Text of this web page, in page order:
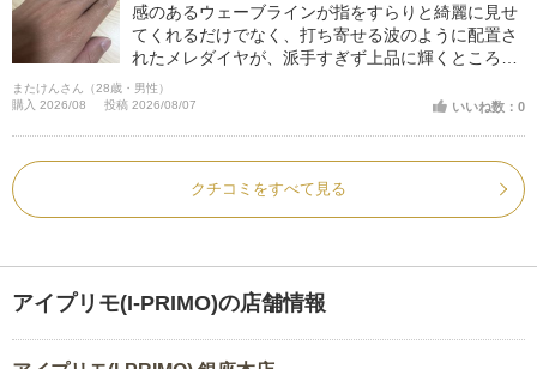
感のあるウェーブラインが指をすらりと綺麗に見せ
てくれるだけでなく、打ち寄せる波のように配置さ
れたメレダイヤが、派手すぎず上品に輝くところが
お気に入りです。 一目でペアだとわかるデザインに
も夫婦の絆を強く感じ、この指輪に決めました。
またけんさん（28歳・男性）
購入 2026/08
投稿 2026/08/07 いいね数：0
クチコミをすべて見る
アイプリモ(I-PRIMO)の店舗情報